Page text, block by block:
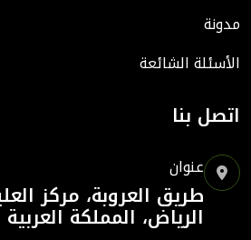
مدونة
الأسئلة الشائعة
اتصل بنا
عنوان
طريق العروبة، مركز
الرياض، المملكة